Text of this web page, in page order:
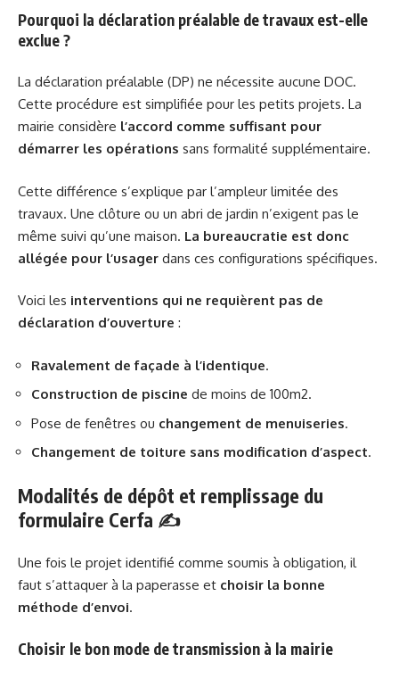
Pourquoi la déclaration préalable de travaux est-elle
exclue ?
La déclaration préalable (DP) ne nécessite aucune DOC.
Cette procédure est simplifiée pour les petits projets. La
mairie considère l’accord comme suffisant pour
démarrer les opérations sans formalité supplémentaire.
Cette différence s’explique par l’ampleur limitée des
travaux. Une clôture ou un abri de jardin n’exigent pas le
même suivi qu’une maison. La bureaucratie est donc
allégée pour l’usager dans ces configurations spécifiques.
Voici les interventions qui ne requièrent pas de
déclaration d’ouverture :
Ravalement de façade à l’identique.
Construction de piscine de moins de 100m2.
Pose de fenêtres ou changement de menuiseries.
Changement de toiture sans modification d’aspect.
Modalités de dépôt et remplissage du
formulaire Cerfa ✍️
Une fois le projet identifié comme soumis à obligation, il
faut s’attaquer à la paperasse et choisir la bonne
méthode d’envoi.
Choisir le bon mode de transmission à la mairie